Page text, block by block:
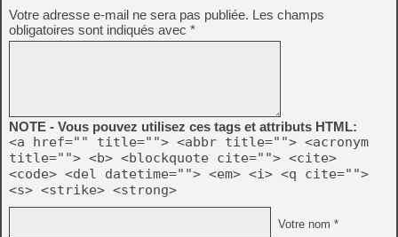
Votre adresse e-mail ne sera pas publiée. Les champs
obligatoires sont indiqués avec *
NOTE - Vous pouvez utilisez ces tags et attributs HTML:
<a href="" title=""> <abbr title=""> <acronym
title=""> <b> <blockquote cite=""> <cite>
<code> <del datetime=""> <em> <i> <q cite="">
<s> <strike> <strong>
Votre nom *